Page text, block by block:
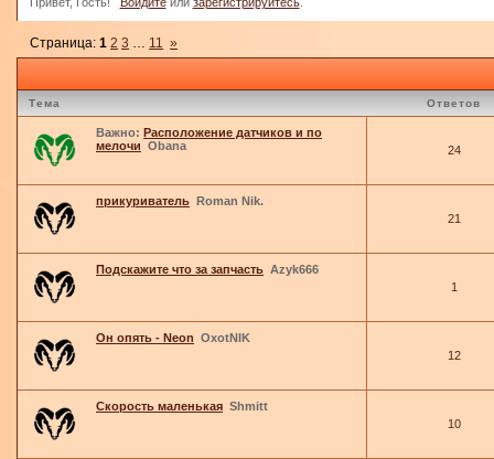
Привет, Гость! Войдитеили зарегистрируйтесь.
Страница:1 2 3 … 11 »
Тема Ответов
Важно: Расположение датчиков и по
мелочи Obana 24
прикуриватель Roman Nik.
21
Подскажите что за запчасть Azyk666
1
Он опять - Neon OxotNIK
12
Скорость маленькая Shmitt
10